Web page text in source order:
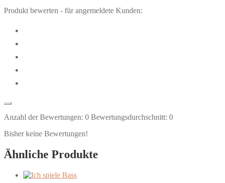
Produkt bewerten - für angemeldete Kunden:
Anzahl der Bewertungen: 0 Bewertungsdurchschnitt: 0
Bisher keine Bewertungen!
Ähnliche Produkte